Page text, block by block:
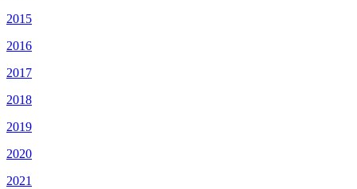
2015
2016
2017
2018
2019
2020
2021